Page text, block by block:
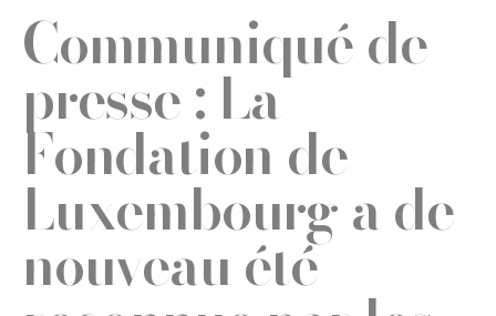
Communiqué de
presse : La
Fondation de
Luxembourg a de
nouveau été